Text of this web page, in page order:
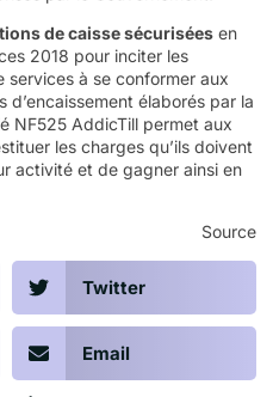
de caisse sécurisées en
2018 pour inciter les
à se conformer aux
d’encaissement élaborés par la
NF525 AddicTill permet aux
les charges qu’ils doivent
activité et de gagner ainsi en
Source
Twitter
Email